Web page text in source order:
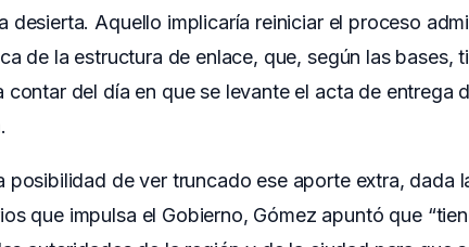
desierta. Aquello implicaría reiniciar el proceso
de la estructura de enlace, que, según las bases,
contar del día en que se levante el acta de entrega
posibilidad de ver truncado ese aporte extra, dada
que impulsa el Gobierno, Gómez apuntó que